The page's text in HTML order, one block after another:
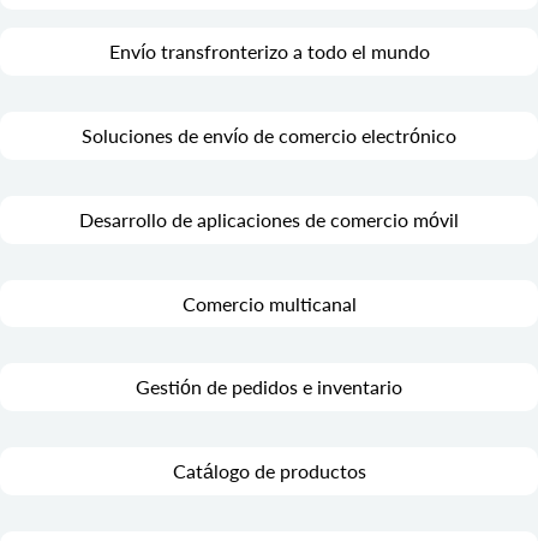
Envío transfronterizo a todo el mundo
Soluciones de envío de comercio electrónico
Desarrollo de aplicaciones de comercio móvil
Comercio multicanal
Gestión de pedidos e inventario
Catálogo de productos